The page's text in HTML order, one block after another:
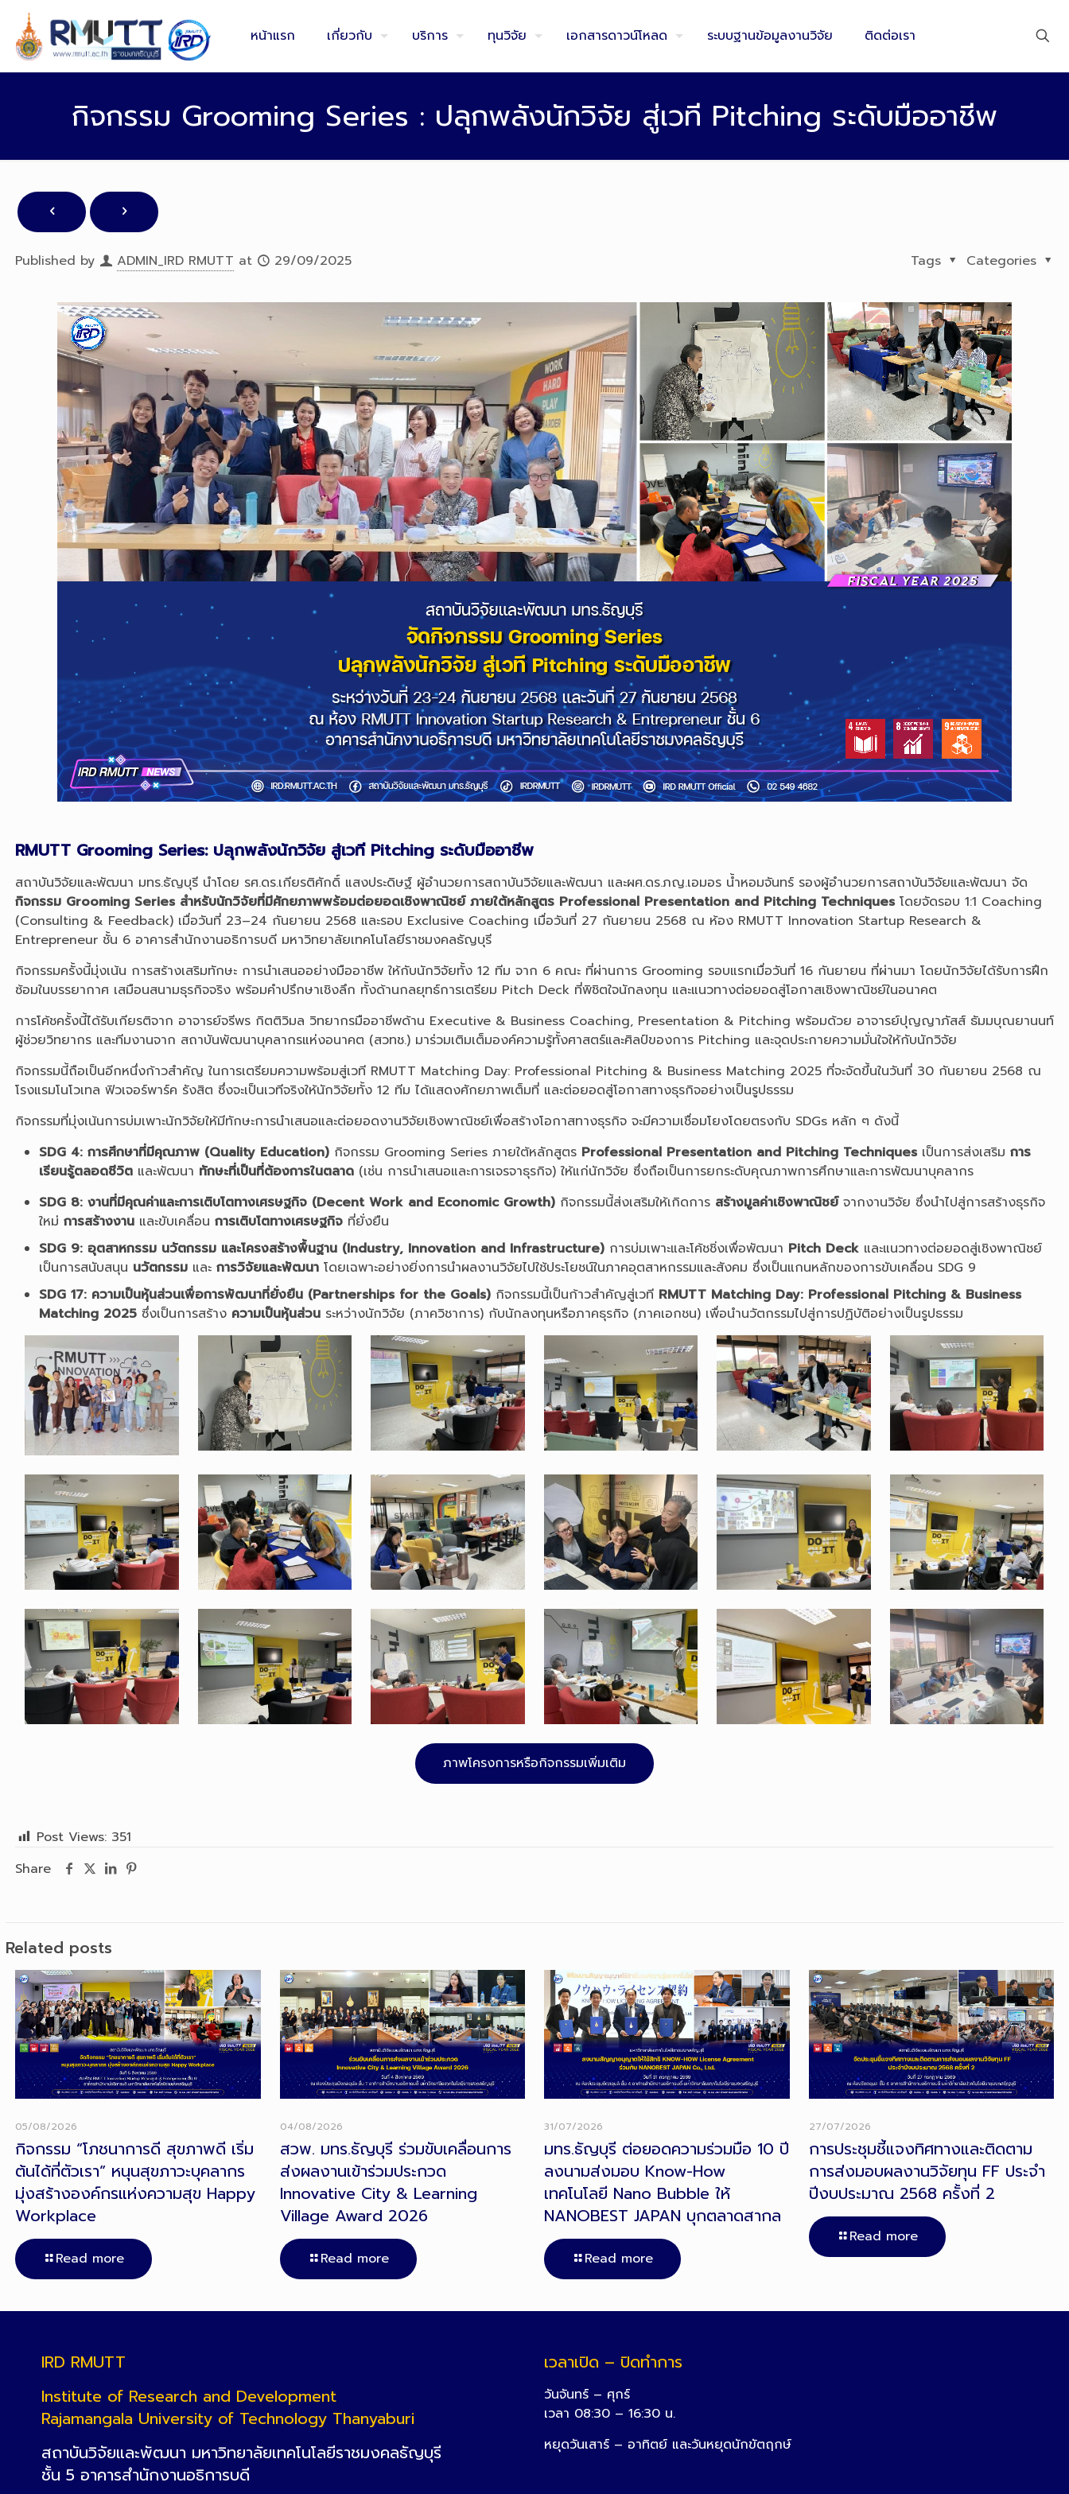
หน้าแรก เกี่ยวกับ บริการ ทุนวิจัย เอกสารดาวน์โหลด ระบบฐานข้อมูลงานวิจัย ติดต่อเรา
กิจกรรม Grooming Series : ปลุกพลังนักวิจัย สู่เวที Pitching ระดับมืออาชีพ
Published by ADMIN_IRD RMUTT at 29/09/2025 Categories
Tags
RMUTT Grooming Series: ปลุกพลังนักวิจัย สู่เวที Pitching ระดับมืออาชีพ
สถาบันวิจัยและพัฒนา มทร.ธัญบุรี นำโดย รศ.ดร.เกียรติศักดิ์ แสงประดิษฐ์ ผู้อำนวยการสถาบันวิจัยและพัฒนา และผศ.ดร.ภญ.เอมอร น้ำหอมจันทร์ รองผู้อำนวยการสถาบันวิจัยและพัฒนา จัด
กิจกรรม Grooming Series สำหรับนักวิจัยที่มีศักยภาพพร้อมต่อยอดเชิงพาณิชย์ ภายใต้หลักสูตร Professional Presentation and Pitching Techniques โดยจัดรอบ 1:1 Coaching
(Consulting & Feedback) เมื่อวันที่ 23–24 กันยายน 2568 และรอบ Exclusive Coaching เมื่อวันที่ 27 กันยายน 2568 ณ ห้อง RMUTT Innovation Startup Research &
Entrepreneur ชั้น 6 อาคารสำนักงานอธิการบดี มหาวิทยาลัยเทคโนโลยีราชมงคลธัญบุรี
กิจกรรมครั้งนี้มุ่งเน้น การสร้างเสริมทักษะ การนำเสนออย่างมืออาชีพ ให้กับนักวิจัยทั้ง 12 ทีม จาก 6 คณะ ที่ผ่านการ Grooming รอบแรกเมื่อวันที่ 16 กันยายน ที่ผ่านมา โดยนักวิจัยได้รับการฝึก
ซ้อมในบรรยากาศ เสมือนสนามธุรกิจจริง พร้อมคำปรึกษาเชิงลึก ทั้งด้านกลยุทธ์การเตรียม Pitch Deck ที่พิชิตใจนักลงทุน และแนวทางต่อยอดสู่โอกาสเชิงพาณิชย์ในอนาคต
การโค้ชครั้งนี้ได้รับเกียรติจาก อาจารย์จรีพร กิตติวิมล วิทยากรมืออาชีพด้าน Executive & Business Coaching, Presentation & Pitching พร้อมด้วย อาจารย์ปุญญาภัสส์ ธัมมบุณยานนท์
ผู้ช่วยวิทยากร และทีมงานจาก สถาบันพัฒนาบุคลากรแห่งอนาคต (สวทช.) มาร่วมเติมเต็มองค์ความรู้ทั้งศาสตร์และศิลป์ของการ Pitching และจุดประกายความมั่นใจให้กับนักวิจัย
กิจกรรมนี้ถือเป็นอีกหนึ่งก้าวสำคัญ ในการเตรียมความพร้อมสู่เวที RMUTT Matching Day: Professional Pitching & Business Matching 2025 ที่จะจัดขึ้นในวันที่ 30 กันยายน 2568 ณ
โรงแรมโนโวเทล ฟิวเจอร์พาร์ค รังสิต ซึ่งจะเป็นเวทีจริงให้นักวิจัยทั้ง 12 ทีม ได้แสดงศักยภาพเต็มที่ และต่อยอดสู่โอกาสทางธุรกิจอย่างเป็นรูปธรรม
กิจกรรมที่มุ่งเน้นการบ่มเพาะนักวิจัยให้มีทักษะการนำเสนอและต่อยอดงานวิจัยเชิงพาณิชย์เพื่อสร้างโอกาสทางธุรกิจ จะมีความเชื่อมโยงโดยตรงกับ SDGs หลัก ๆ ดังนี้
SDG 4: การศึกษาที่มีคุณภาพ (Quality Education) กิจกรรม Grooming Series ภายใต้หลักสูตร Professional Presentation and Pitching Techniques เป็นการส่งเสริม การ
เรียนรู้ตลอดชีวิต และพัฒนา ทักษะที่เป็นที่ต้องการในตลาด (เช่น การนำเสนอและการเจรจาธุรกิจ) ให้แก่นักวิจัย ซึ่งถือเป็นการยกระดับคุณภาพการศึกษาและการพัฒนาบุคลากร
SDG 8: งานที่มีคุณค่าและการเติบโตทางเศรษฐกิจ (Decent Work and Economic Growth) กิจกรรมนี้ส่งเสริมให้เกิดการ สร้างมูลค่าเชิงพาณิชย์จากงานวิจัย ซึ่งนำไปสู่การสร้างธุรกิจ
ใหม่ การสร้างงาน และขับเคลื่อน การเติบโตทางเศรษฐกิจ ที่ยั่งยืน
SDG 9: อุตสาหกรรม นวัตกรรม และโครงสร้างพื้นฐาน (Industry, Innovation and Infrastructure) การบ่มเพาะและโค้ชชิ่งเพื่อพัฒนา Pitch Deck และแนวทางต่อยอดสู่เชิงพาณิชย์
เป็นการสนับสนุน นวัตกรรม และ การวิจัยและพัฒนา โดยเฉพาะอย่างยิ่งการนำผลงานวิจัยไปใช้ประโยชน์ในภาคอุตสาหกรรมและสังคม ซึ่งเป็นแกนหลักของการขับเคลื่อน SDG 9
SDG 17: ความเป็นหุ้นส่วนเพื่อการพัฒนาที่ยั่งยืน (Partnerships for the Goals) กิจกรรมนี้เป็นก้าวสำคัญสู่เวที RMUTT Matching Day: Professional Pitching & Business
Matching 2025 ซึ่งเป็นการสร้าง ความเป็นหุ้นส่วน ระหว่างนักวิจัย (ภาควิชาการ) กับนักลงทุนหรือภาคธุรกิจ (ภาคเอกชน) เพื่อนำนวัตกรรมไปสู่การปฏิบัติอย่างเป็นรูปธรรม
ภาพโครงการหรือกิจกรรมเพิ่มเติม
Post Views: 351
Share
Related posts
05/08/2026
กิจกรรม “โภชนาการดี สุขภาพดี เริ่ม
ต้นได้ที่ตัวเรา” หนุนสุขภาวะบุคลากร
มุ่งสร้างองค์กรแห่งความสุข Happy
Workplace
Read more
04/08/2026
สวพ. มทร.ธัญบุรี ร่วมขับเคลื่อนการ
ส่งผลงานเข้าร่วมประกวด
Innovative City & Learning
Village Award 2026
Read more
31/07/2026
มทร.ธัญบุรี ต่อยอดความร่วมมือ 10 ปี
ลงนามส่งมอบ Know-How
เทคโนโลยี Nano Bubble ให้
NANOBEST JAPAN บุกตลาดสากล
Read more
27/07/2026
การประชุมชี้แจงทิศทางและติดตาม
การส่งมอบผลงานวิจัยทุน FF ประจำ
ปีงบประมาณ 2568 ครั้งที่ 2
Read more
IRD RMUTT
Institute of Research and Development
Rajamangala University of Technology Thanyaburi
สถาบันวิจัยและพัฒนา มหาวิทยาลัยเทคโนโลยีราชมงคลธัญบุรี
ชั้น 5 อาคารสำนักงานอธิการบดี
เวลาเปิด – ปิดทำการ
วันจันทร์ – ศุกร์
เวลา 08:30 – 16:30 น.
หยุดวันเสาร์ – อาทิตย์ และวันหยุดนักขัตฤกษ์